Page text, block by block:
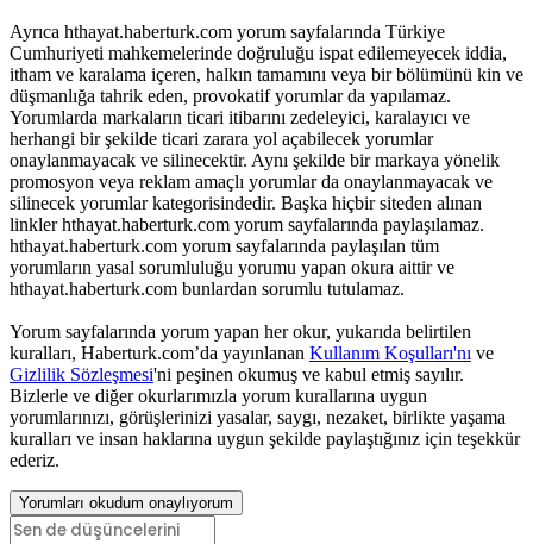
Ayrıca hthayat.haberturk.com yorum sayfalarında Türkiye
Cumhuriyeti mahkemelerinde doğruluğu ispat edilemeyecek iddia,
itham ve karalama içeren, halkın tamamını veya bir bölümünü kin ve
düşmanlığa tahrik eden, provokatif yorumlar da yapılamaz.
Yorumlarda markaların ticari itibarını zedeleyici, karalayıcı ve
herhangi bir şekilde ticari zarara yol açabilecek yorumlar
onaylanmayacak ve silinecektir. Aynı şekilde bir markaya yönelik
promosyon veya reklam amaçlı yorumlar da onaylanmayacak ve
silinecek yorumlar kategorisindedir. Başka hiçbir siteden alınan
linkler hthayat.haberturk.com yorum sayfalarında paylaşılamaz.
hthayat.haberturk.com yorum sayfalarında paylaşılan tüm
yorumların yasal sorumluluğu yorumu yapan okura aittir ve
hthayat.haberturk.com bunlardan sorumlu tutulamaz.
Yorum sayfalarında yorum yapan her okur, yukarıda belirtilen
kuralları, Haberturk.com’da yayınlanan Kullanım Koşulları'nı ve
Gizlilik Sözleşmesi'ni peşinen okumuş ve kabul etmiş sayılır.
Bizlerle ve diğer okurlarımızla yorum kurallarına uygun
yorumlarınızı, görüşlerinizi yasalar, saygı, nezaket, birlikte yaşama
kuralları ve insan haklarına uygun şekilde paylaştığınız için teşekkür
ederiz.
Yorumları okudum onaylıyorum